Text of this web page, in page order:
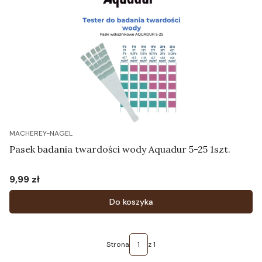
MACHEREY-NAGEL
Pasek badania twardości wody Aquadur 5-25 1szt.
Cena
9,99 zł
Do koszyka
Strona z 1